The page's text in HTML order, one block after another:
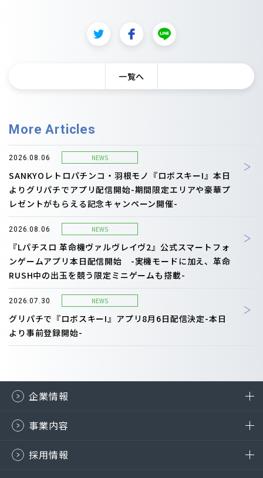
一覧へ
More Articles
2026.08.06 NEWS
SANKYOレトロパチンコ・羽根モノ『ロボスキーI』本日
よりグリパチでアプリ配信開始-期間限定エリアや豪華プ
レゼントがもらえる記念キャンペーン開催-
2026.08.06 NEWS
『Lパチスロ 革命機ヴァルヴレイヴ2』公式スマートフォ
ンゲームアプリ本日配信開始 -実機モードに加え、革命
RUSH中の出玉を競う限定ミニゲームも搭載-
2026.07.30 NEWS
グリパチで『ロボスキーI』アプリ8月6日配信決定-本日
より事前登録開始-
企業情報
事業内容
採用情報